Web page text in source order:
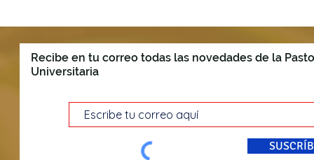
Recibe en tu correo todas las novedades de la
Universitaria